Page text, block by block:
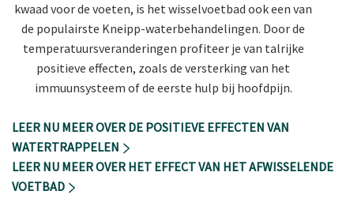
kwaad voor de voeten, is het wisselvoetbad ook een van
de populairste Kneipp-waterbehandelingen. Door de
temperatuursveranderingen profiteer je van talrijke
positieve effecten, zoals de versterking van het
immuunsysteem of de eerste hulp bij hoofdpijn.
LEER NU MEER OVER DE POSITIEVE EFFECTEN VAN
WATERTRAPPELEN
LEER NU MEER OVER HET EFFECT VAN HET AFWISSELENDE
VOETBAD